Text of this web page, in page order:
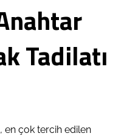
Tadilatı
, en çok tercih edilen